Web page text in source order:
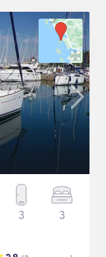
3 3